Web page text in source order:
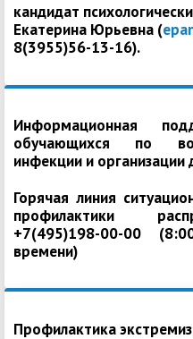
кандидат
Екатерина Юрьевна (
8(3955)56-13-16).
Информационная
обучающихся по
инфекции и организации
Горячая линия
профилактики
+7(495)198-00-00
времени)
Профилактика